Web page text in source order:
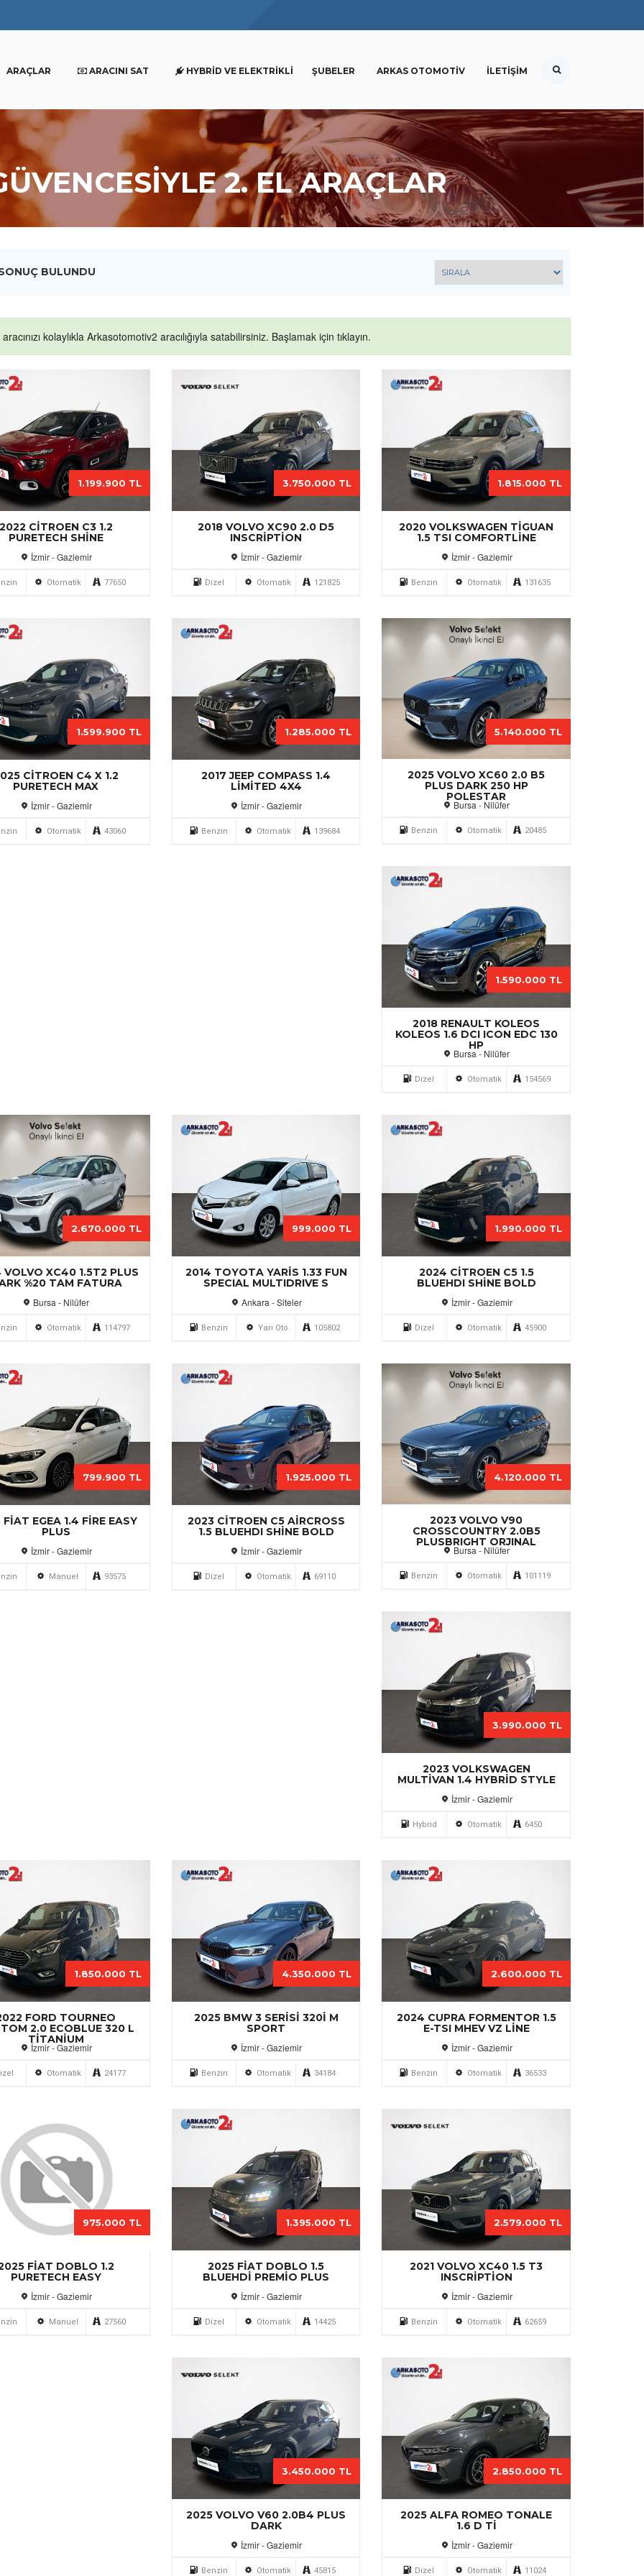
ARAÇLAR ARACINI SAT HYBRID VE ELEKTRIKLI ŞUBELER ARKAS OTOMOTIV İLETIŞIM
2. EL ARAÇLAR
BULUNDU
aracınızı kolaylıkla Arkasotomotiv2 aracılığıyla satabilirsiniz. Başlamak için tıklayın.
CITROEN C3 1.2
PURETECH SHINE
İzmir - Gaziemir
1.199.900 TL
Otomatik 77650
2018 VOLVO XC90 2.0 D5
INSCRIPTION
İzmir - Gaziemir
3.750.000 TL
Dizel Otomatik 121825
2020 VOLKSWAGEN TIGUAN
1.5 TSI COMFORTLINE
İzmir - Gaziemir
1.815.000 TL
Benzin Otomatik 131635
CITROEN C4 X 1.2
PURETECH MAX
İzmir - Gaziemir
1.599.900 TL
Otomatik 43060
2017 JEEP COMPASS 1.4
LIMITED 4X4
İzmir - Gaziemir
1.285.000 TL
Benzin Otomatik 139684
2025 VOLVO XC60 2.0 B5
PLUS DARK 250 HP
POLESTAR
Bursa - Nilüfer
5.140.000 TL
Benzin Otomatik 20485
2018 RENAULT KOLEOS
KOLEOS 1.6 DCI ICON EDC 130
HP
Bursa - Nilüfer
1.590.000 TL
Dizel Otomatik 154569
XC40 1.5T2 PLUS
%20 TAM FATURA
Bursa - Nilüfer
2.670.000 TL
Otomatik 114797
2014 TOYOTA YARIS 1.33 FUN
SPECIAL MULTIDRIVE S
Ankara - Siteler
999.000 TL
Benzin Yarı Oto. 105802
2024 CITROEN C5 1.5
BLUEHDI SHINE BOLD
İzmir - Gaziemir
1.990.000 TL
Dizel Otomatik 45900
EGEA 1.4 FIRE EASY
PLUS
İzmir - Gaziemir
799.900 TL
Manuel 93575
2023 CITROEN C5 AIRCROSS
1.5 BLUEHDI SHINE BOLD
İzmir - Gaziemir
1.925.000 TL
Dizel Otomatik 69110
2023 VOLVO V90
CROSSCOUNTRY 2.0B5
PLUSBRIGHT ORJINAL
Bursa - Nilüfer
4.120.000 TL
Benzin Otomatik 101119
2023 VOLKSWAGEN
MULTIVAN 1.4 HYBRID STYLE
İzmir - Gaziemir
3.990.000 TL
Hybrid Otomatik 6450
FORD TOURNEO
2.0 ECOBLUE 320 L
TITANIUM
İzmir - Gaziemir
1.850.000 TL
Otomatik 24177
2025 BMW 3 SERISI 320I M
SPORT
İzmir - Gaziemir
4.350.000 TL
Benzin Otomatik 34184
2024 CUPRA FORMENTOR 1.5
E-TSI MHEV VZ LINE
İzmir - Gaziemir
2.600.000 TL
Benzin Otomatik 36533
FIAT DOBLO 1.2
PURETECH EASY
İzmir - Gaziemir
975.000 TL
Manuel 27560
2025 FIAT DOBLO 1.5
BLUEHDI PREMIO PLUS
İzmir - Gaziemir
1.395.000 TL
Dizel Otomatik 14425
2021 VOLVO XC40 1.5 T3
INSCRIPTION
İzmir - Gaziemir
2.579.000 TL
Benzin Otomatik 62659
2025 VOLVO V60 2.0B4 PLUS
DARK
İzmir - Gaziemir
3.450.000 TL
Benzin Otomatik 45815
2025 ALFA ROMEO TONALE
1.6 D TI
İzmir - Gaziemir
2.850.000 TL
Dizel Otomatik 11024